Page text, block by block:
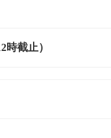
時截止）